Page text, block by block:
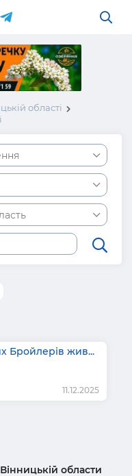
області
Бройлерів жив...
11.12.2025
области